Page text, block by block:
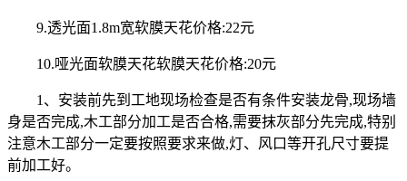
9.透光面1.8m宽软膜天花价格:22元
10.哑光面软膜天花软膜天花价格:20元
1、安装前先到工地现场检查是否有条件安装龙骨,现场墙
身是否完成,木工部分加工是否合格,需要抹灰部分先完成,特别
注意木工部分一定要按照要求来做,灯、风口等开孔尺寸要提
前加工好。